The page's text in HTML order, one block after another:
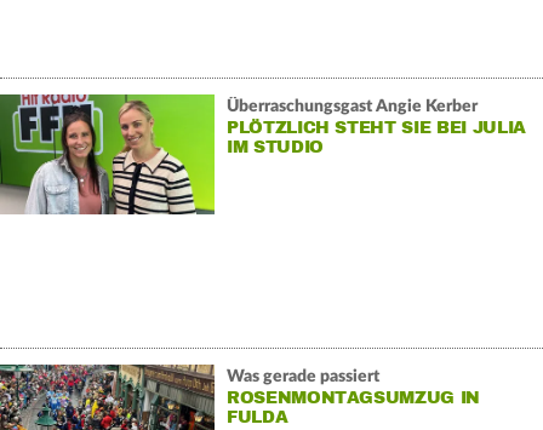
Überraschungsgast Angie Kerber
PLÖTZLICH STEHT SIE BEI JULIA
IM STUDIO
Was gerade passiert
ROSENMONTAGSUMZUG IN
FULDA